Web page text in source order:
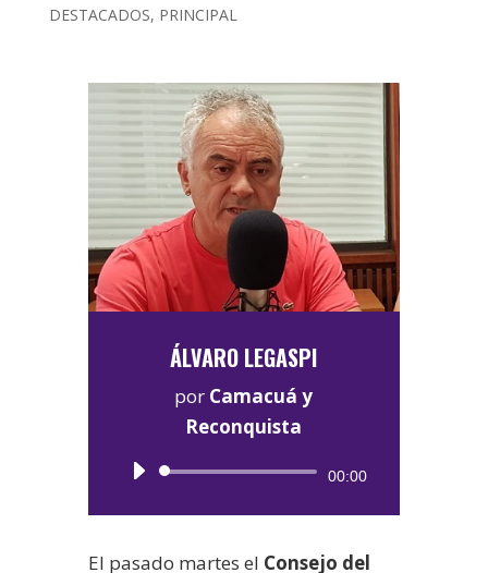
DESTACADOS, PRINCIPAL
ÁLVARO LEGASPI
por Camacuá y
Reconquista
Reproductor
00:00
El pasado martes el Consejo del